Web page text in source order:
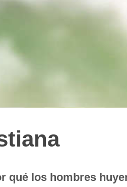
qué los hombres